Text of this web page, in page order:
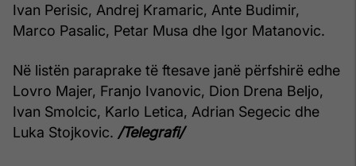
Ivan Perisic, Andrej Kramaric, Ante Budimir,
Marco Pasalic, Petar Musa dhe Igor Matanovic.
Në listën paraprake të ftesave janë përfshirë edhe
Lovro Majer, Franjo Ivanovic, Dion Drena Beljo,
Ivan Smolcic, Karlo Letica, Adrian Segecic dhe
Luka Stojkovic. /Telegrafi/